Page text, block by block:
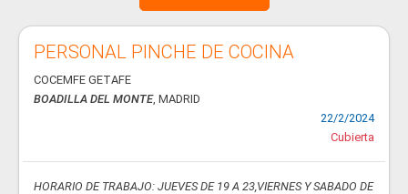
PERSONAL PINCHE DE COCINA
COCEMFE GETAFE
BOADILLA DEL MONTE, MADRID
22/2/2024
Cubierta
HORARIO DE TRABAJO: JUEVES DE 19 A 23,VIERNES Y SABADO DE